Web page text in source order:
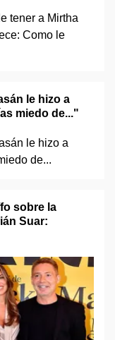
le hizo a
miedo de..."
sobre la
Suar: